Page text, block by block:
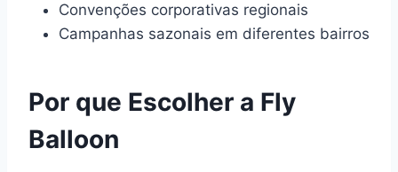
Convenções corporativas regionais
Campanhas sazonais em diferentes bairros
Por que Escolher a Fly
Balloon